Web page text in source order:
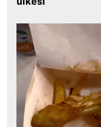
ülkesi